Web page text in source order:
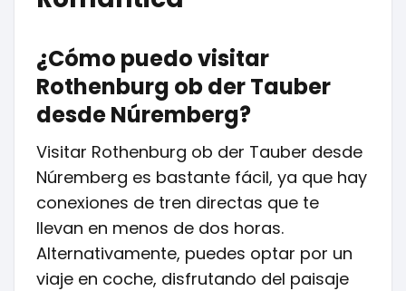
¿Cómo puedo visitar
Rothenburg ob der Tauber
desde Núremberg?
Visitar Rothenburg ob der Tauber desde
Núremberg es bastante fácil, ya que hay
conexiones de tren directas que te
llevan en menos de dos horas.
Alternativamente, puedes optar por un
viaje en coche, disfrutando del paisaje